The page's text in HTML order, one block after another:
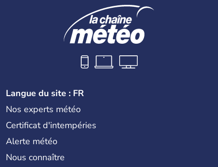
Langue du site : FR
Nos experts météo
Certificat d'intempéries
Alerte météo
Nous connaître